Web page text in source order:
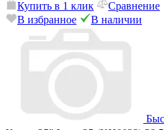
Купить в 1 клик
Сравнение
В избранное
В наличии